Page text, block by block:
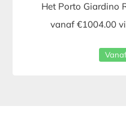
Het Porto Giardino
vanaf €1004.00